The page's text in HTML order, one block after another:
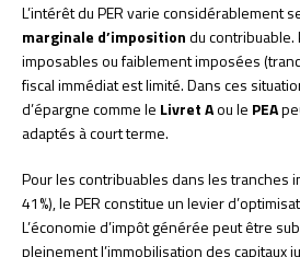
L’intérêt du PER varie considérablement
marginale d’impositiondu
imposables ou faiblement imposées
fiscal immédiat est limité. Dans ces
d’épargne comme le Livret Aou le PEA
adaptés à court terme.
Pour les contribuables dans les tranches
41%), le PER constitue un levier
L’économie d’impôt générée peut être
pleinement l’immobilisation des capitaux